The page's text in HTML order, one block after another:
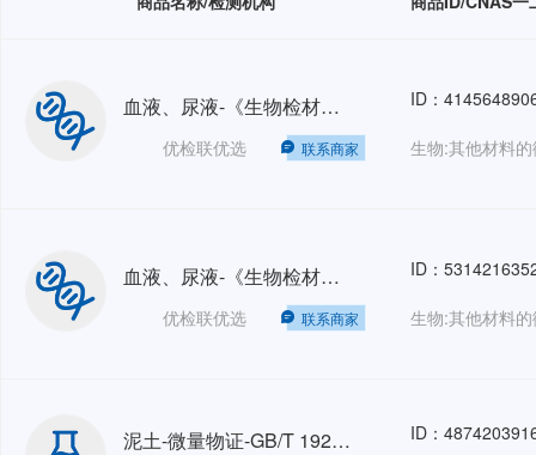
血液、尿液-《生物检材中单乙酰吗啡、吗啡、可待因的测定》-SF/ZJD0107006-2010
优检联优选 联系商家
ID：
血液、尿液-《生物检材中苯丙胺类兴奋剂、哌替啶和氯胺酮的测定》-SF/Z JD0107004-2016
优检联优选 联系商家
ID：
泥土-微量物证-GB/T 19267.4-2008 ID：